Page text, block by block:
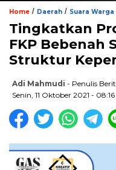
Home / Daerah / Suara Warga
Tingkatkan
FKP Bebenah
Struktur
Adi Mahmudi - Penulis
Senin, 11 Oktober 2021 -